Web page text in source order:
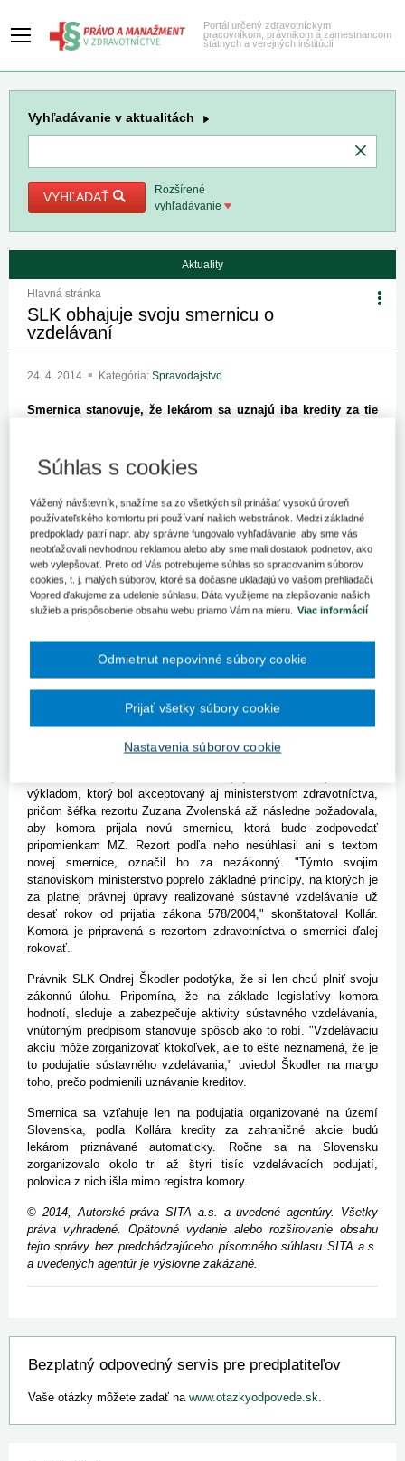
Portál určený zdravotníckym
pracovníkom, právnikom a zamestnancom
štátnych a verejných inštitúcií
Vyhľadávanie v aktualitách
VYHĽADAŤ
Rozšírené
vyhľadávanie
Aktuality
Hlavná stránka
SLK obhajuje svoju smernicu o
vzdelávaní
24. 4. 2014 Kategória: Spravodajstvo
Smernica stanovuje, že lekárom sa uznajú iba kredity za tie
BRATISLAVA 24. apríla (SITA) - Slovenská lekárska komora (SLK)
Ministerstva zdravotníctva SR (MZ) na jej smernicu o sústavnom
vzdelávaní. Rezort tvrdí, že smernica je v platnosti bez
akýchkoľvek zákonných podkladov a žiada od komory, aby tento
stav napravila. Komora sa bráni, že si chce len plniť legislatívne
úlohy.
Smernica stanovuje, že lekárom sa uznajú iba kredity za tie
Slovensku, ktoré budú registrované cez SLK. Kollár tvrdí, že
takáto právomoc je komore daná zákonom a je v súlade s cieľom
zabezpečenia čo najvyššej odbornosti a kvality aktivít sústavného
vzdelávania. "SLK odmieta mechanické spočítavanie kreditov na
konci vzdelávacieho cyklu bez akéhokoľvek posúdenia odbornosti
podujatí a hodnotenia ich skutočného prínosu pre prax a teda
predovšetkým pre pacienta," povedal prezident SLK.
výkladom, ktorý bol akceptovaný aj ministerstvom zdravotníctva,
pričom šéfka rezortu Zuzana Zvolenská až následne požadovala,
aby komora prijala novú smernicu, ktorá bude zodpovedať
pripomienkam MZ. Rezort podľa neho nesúhlasil ani s textom
novej smernice, označil ho za nezákonný. "Týmto svojim
stanoviskom ministerstvo poprelo základné princípy, na ktorých je
za platnej právnej úpravy realizované sústavné vzdelávanie už
desať rokov od prijatia zákona 578/2004," skonštatoval Kollár.
Komora je pripravená s rezortom zdravotníctva o smernici ďalej
rokovať.
Právnik SLK Ondrej Škodler podotýka, že si len chcú plniť svoju
zákonnú úlohu. Pripomína, že na základe legislatívy komora
hodnotí, sleduje a zabezpečuje aktivity sústavného vzdelávania,
vnútorným predpisom stanovuje spôsob ako to robí. "Vzdelávaciu
akciu môže zorganizovať ktokoľvek, ale to ešte neznamená, že je
to podujatie sústavného vzdelávania," uviedol Škodler na margo
toho, prečo podmienili uznávanie kreditov.
Smernica sa vzťahuje len na podujatia organizované na území
Slovenska, podľa Kollára kredity za zahraničné akcie budú
lekárom priznávané automaticky. Ročne sa na Slovensku
zorganizovalo okolo tri až štyri tisíc vzdelávacích podujatí,
polovica z nich išla mimo registra komory.
© 2014, Autorské práva SITA a.s. a uvedené agentúry. Všetky
práva vyhradené. Opätovné vydanie alebo rozširovanie obsahu
tejto správy bez predchádzajúceho písomného súhlasu SITA a.s.
a uvedených agentúr je výslovne zakázané.
Bezplatný odpovedný servis pre predplatiteľov
Vaše otázky môžete zadať na www.otazkyodpovede.sk.
Súhlas s cookies
Vážený návštevník, snažíme sa zo všetkých síl prinášať vysokú úroveň
používateľského komfortu pri používaní našich webstránok. Medzi základné
predpoklady patrí napr. aby správne fungovalo vyhľadávanie, aby sme vás
neobťažovali nevhodnou reklamou alebo aby sme mali dostatok podnetov, ako
web vylepšovať. Preto od Vás potrebujeme súhlas so spracovaním súborov
cookies, t. j. malých súborov, ktoré sa dočasne ukladajú vo vašom prehliadači.
Vopred ďakujeme za udelenie súhlasu. Dáta využijeme na zlepšovanie našich
služieb a prispôsobenie obsahu webu priamo Vám na mieru. Viac informácií
Nastavenia súborov cookie
Odmietnut nepovinné súbory cookie
Prijať všetky súbory cookie